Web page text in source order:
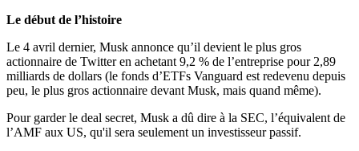
Le début de l’histoire
Le 4 avril dernier, Musk annonce qu’il devient le plus gros
actionnaire de Twitter en achetant 9,2 % de l’entreprise pour 2,89
milliards de dollars (le fonds d’ETFs Vanguard est redevenu depuis
peu, le plus gros actionnaire devant Musk, mais quand même).
Pour garder le deal secret, Musk a dû dire à la SEC, l’équivalent de
l’AMF aux US, qu'il sera seulement un investisseur passif.